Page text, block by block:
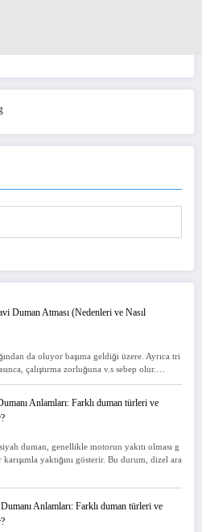
Duman Atması (Nedenleri ve Nasıl
da oluyor başıma geldiği üzere. Ayrıca tri
çalıştırma zorluğuna v.s sebep olur.…
Anlamları: Farklı duman türleri ve
duman, genellikle motorun yakıtı olması g
yaktığını gösterir. Bu durum, dizel ara
Anlamları: Farklı duman türleri ve